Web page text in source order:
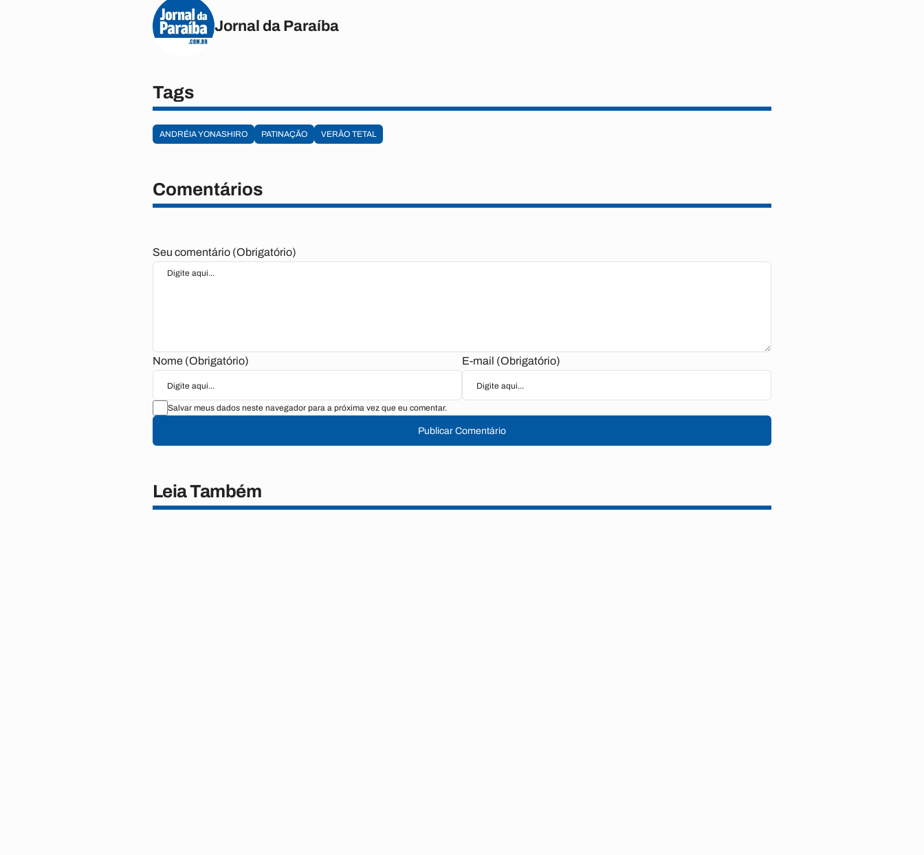
Jornal da Paraíba
Tags
ANDRÉIA YONASHIRO PATINAÇÃO VERÃO TETAL
Comentários
Seu comentário (Obrigatório)
Nome (Obrigatório) E-mail (Obrigatório)
Salvar meus dados neste navegador para a próxima vez que eu comentar.
Publicar Comentário
Leia Também